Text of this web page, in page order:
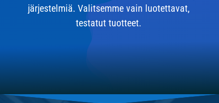
järjestelmiä. Valitsemme vain luotettavat,
testatut tuotteet.